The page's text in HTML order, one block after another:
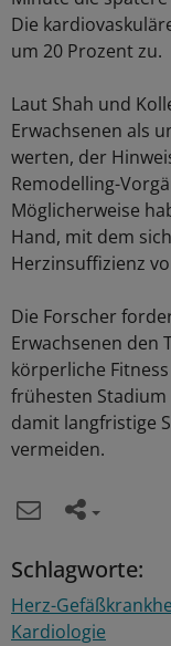
Die
um 20 Prozent zu.
Laut Shah und
Erwachsenen als
werten, der
Remodelling-
Möglicherweise
Hand, mit dem
Herzinsuffizienz
Die Forscher
Erwachsenen den
körperliche
frühesten
damit langfristige
vermeiden.
Schlagworte:
Herz-
Kardiologie